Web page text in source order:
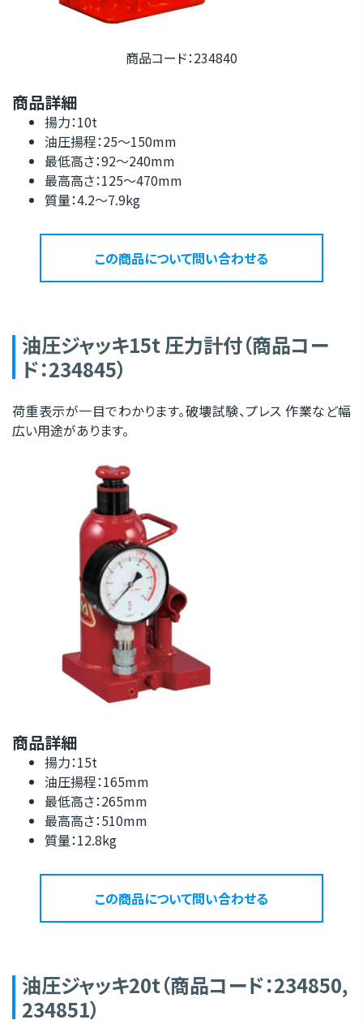
商品コード：234840
商品詳細
揚力：10t
油圧揚程：25～150mm
最低高さ：92～240mm
最高高さ：125～470mm
質量：4.2～7.9kg
この商品について問い合わせる
油圧ジャッキ15t 圧力計付（商品コー
ド：234845）
荷重表示が一目でわかります。破壊試験、プレス 作業など幅
広い用途があります。
商品詳細
揚力：15t
油圧揚程：165mm
最低高さ：265mm
最高高さ：510mm
質量：12.8kg
この商品について問い合わせる
油圧ジャッキ20t（商品コード：234850,
234851）